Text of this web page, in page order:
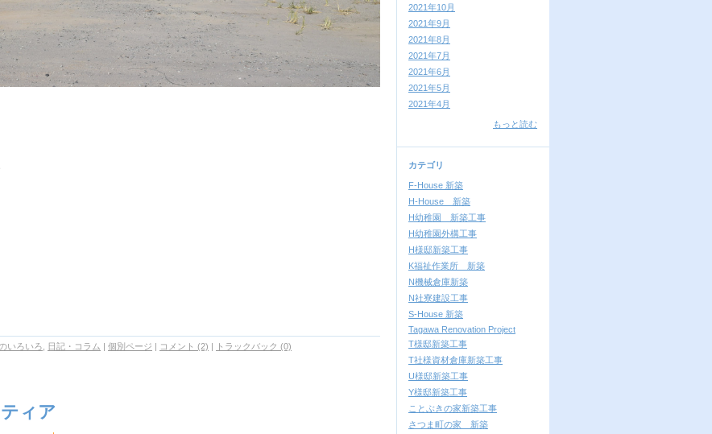
いろいろ 日記・コラム | 個別ページ | コメント (2) | トラックバック (0)
ィア
2021年10月
2021年9月
2021年8月
2021年7月
2021年6月
2021年5月
2021年4月
もっと読む
カテゴリ
F-House 新築
H-House 新築
H幼稚園 新築工事
H幼稚園外構工事
H様邸新築工事
K福祉作業所 新築
N機械倉庫新築
N社寮建設工事
S-House 新築
Tagawa Renovation Project
T様邸新築工事
T社様資材倉庫新築工事
U様邸新築工事
Y様邸新築工事
ことぶきの家新築工事
さつま町の家 新築